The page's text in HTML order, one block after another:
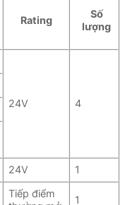
Rating
Số
lượng
24V 4
24V 1
Tiếp điểm
1